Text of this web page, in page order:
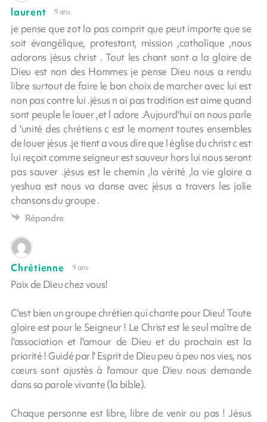
laurent 9 ans
je pense que zot la pas comprit que peut importe que se
soit évangélique, protestant, mission ,catholique ,nous
adorons jésus christ . Tout les chant sont a la gloire de
Dieu est non des Hommes je pense Dieu nous a rendu
libre surtout de faire le bon choix de marcher avec lui est
non pas contre lui .jésus n ai pas tradition est aime quand
sont peuple le louer ,et l adore .Aujourd'hui on nous parle
d 'unité des chrétiens c est le moment toutes ensembles
de louer jésus .je tient a vous dire que l église du christ c est
lui reçoit comme seigneur est sauveur hors lui nous seront
pas sauver .jésus est le chemin ,la vérité ,la vie gloire a
yeshua est nous va danse avec jésus a travers les jolie
chansons du groupe .
Répondre
Chrétienne 9 ans
Paix de Dieu chez vous!
C'est bien un groupe chrétien qui chante pour Dieu! Toute
gloire est pour le Seigneur ! Le Christ est le seul maître de
l'association et l'amour de Dieu et du prochain est la
priorité ! Guidé par l' Esprit de Dieu peu à peu nos vies, nos
cœurs sont ajustès à l'amour que Dieu nous demande
dans sa parole vivante (la bible).
Chaque personne est libre, libre de venir ou pas ! Jésus